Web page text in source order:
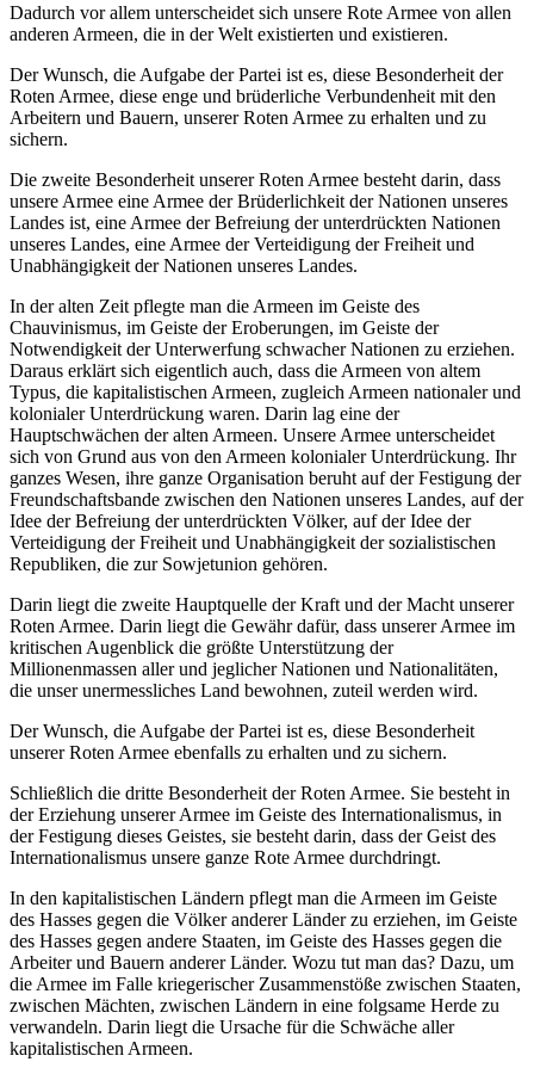
Dadurch vor allem unterscheidet sich unsere Rote Armee von allen
anderen Armeen, die in der Welt existierten und existieren.
Der Wunsch, die Aufgabe der Partei ist es, diese Besonderheit der
Roten Armee, diese enge und brüderliche Verbundenheit mit den
Arbeitern und Bauern, unserer Roten Armee zu erhalten und zu
sichern.
Die zweite Besonderheit unserer Roten Armee besteht darin, dass
unsere Armee eine Armee der Brüderlichkeit der Nationen unseres
Landes ist, eine Armee der Befreiung der unterdrückten Nationen
unseres Landes, eine Armee der Verteidigung der Freiheit und
Unabhängigkeit der Nationen unseres Landes.
In der alten Zeit pflegte man die Armeen im Geiste des
Chauvinismus, im Geiste der Eroberungen, im Geiste der
Notwendigkeit der Unterwerfung schwacher Nationen zu erziehen.
Daraus erklärt sich eigentlich auch, dass die Armeen von altem
Typus, die kapitalistischen Armeen, zugleich Armeen nationaler und
kolonialer Unterdrückung waren. Darin lag eine der
Hauptschwächen der alten Armeen. Unsere Armee unterscheidet
sich von Grund aus von den Armeen kolonialer Unterdrückung. Ihr
ganzes Wesen, ihre ganze Organisation beruht auf der Festigung der
Freundschaftsbande zwischen den Nationen unseres Landes, auf der
Idee der Befreiung der unterdrückten Völker, auf der Idee der
Verteidigung der Freiheit und Unabhängigkeit der sozialistischen
Republiken, die zur Sowjetunion gehören.
Darin liegt die zweite Hauptquelle der Kraft und der Macht unserer
Roten Armee. Darin liegt die Gewähr dafür, dass unserer Armee im
kritischen Augenblick die größte Unterstützung der
Millionenmassen aller und jeglicher Nationen und Nationalitäten,
die unser unermessliches Land bewohnen, zuteil werden wird.
Der Wunsch, die Aufgabe der Partei ist es, diese Besonderheit
unserer Roten Armee ebenfalls zu erhalten und zu sichern.
Schließlich die dritte Besonderheit der Roten Armee. Sie besteht in
der Erziehung unserer Armee im Geiste des Internationalismus, in
der Festigung dieses Geistes, sie besteht darin, dass der Geist des
Internationalismus unsere ganze Rote Armee durchdringt.
In den kapitalistischen Ländern pflegt man die Armeen im Geiste
des Hasses gegen die Völker anderer Länder zu erziehen, im Geiste
des Hasses gegen andere Staaten, im Geiste des Hasses gegen die
Arbeiter und Bauern anderer Länder. Wozu tut man das? Dazu, um
die Armee im Falle kriegerischer Zusammenstöße zwischen Staaten,
zwischen Mächten, zwischen Ländern in eine folgsame Herde zu
verwandeln. Darin liegt die Ursache für die Schwäche aller
kapitalistischen Armeen.